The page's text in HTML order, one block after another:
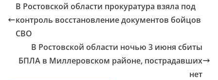
В Ростовской области прокуратура взяла под
контроль восстановление документов бойцов
СВО
В Ростовской области ночью 3 июня сбиты
БПЛА в Миллеровском районе, пострадавших
нет